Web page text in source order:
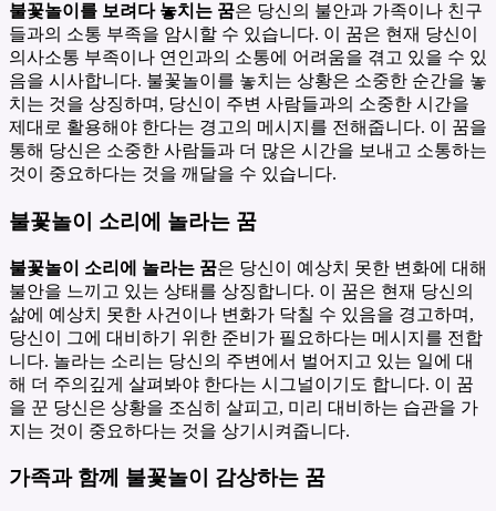
불꽃놀이를 보려다 놓치는 꿈은 당신의 불안과 가족이나 친구
들과의 소통 부족을 암시할 수 있습니다. 이 꿈은 현재 당신이
의사소통 부족이나 연인과의 소통에 어려움을 겪고 있을 수 있
음을 시사합니다. 불꽃놀이를 놓치는 상황은 소중한 순간을 놓
치는 것을 상징하며, 당신이 주변 사람들과의 소중한 시간을
제대로 활용해야 한다는 경고의 메시지를 전해줍니다. 이 꿈을
통해 당신은 소중한 사람들과 더 많은 시간을 보내고 소통하는
것이 중요하다는 것을 깨달을 수 있습니다.
불꽃놀이 소리에 놀라는 꿈
불꽃놀이 소리에 놀라는 꿈은 당신이 예상치 못한 변화에 대해
불안을 느끼고 있는 상태를 상징합니다. 이 꿈은 현재 당신의
삶에 예상치 못한 사건이나 변화가 닥칠 수 있음을 경고하며,
당신이 그에 대비하기 위한 준비가 필요하다는 메시지를 전합
니다. 놀라는 소리는 당신의 주변에서 벌어지고 있는 일에 대
해 더 주의깊게 살펴봐야 한다는 시그널이기도 합니다. 이 꿈
을 꾼 당신은 상황을 조심히 살피고, 미리 대비하는 습관을 가
지는 것이 중요하다는 것을 상기시켜줍니다.
가족과 함께 불꽃놀이 감상하는 꿈